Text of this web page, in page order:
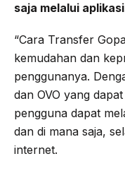
saja melalui
“Cara Transfer
kemudahan dan
penggunanya.
dan OVO yang
pengguna dapat
dan di mana saja,
internet.